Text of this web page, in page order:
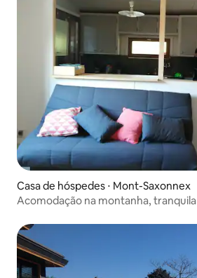
Casa de hóspedes ⋅ Mont-Saxonnex
Acomodação na montanha, tranquila